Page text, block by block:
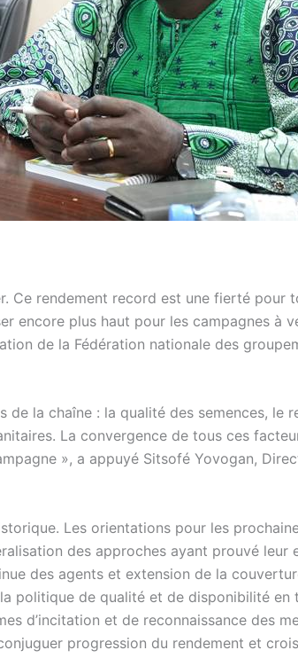
Ce rendement record est une fierté pour
encore plus haut pour les campagnes à
de la Fédération nationale des
la chaîne : la qualité des semences, le
La convergence de tous ces
», a appuyé Sitsofé Yovogan,
Les orientations pour les
des approches ayant prouvé leur
des agents et extension de la
politique de qualité et de disponibilité en
d’incitation et de reconnaissance des
progression du rendement et